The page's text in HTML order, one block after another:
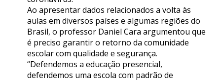
Ao apresentar dados relacionados a volta às
aulas em diversos países e algumas regiões do
Brasil, o professor Daniel Cara argumentou que
é preciso garantir o retorno da comunidade
escolar com qualidade e segurança.
“Defendemos a educação presencial,
defendemos uma escola com padrão de